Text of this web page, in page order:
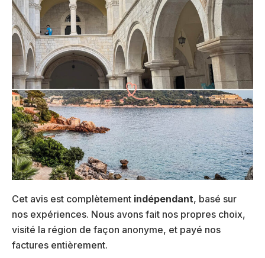
Cet avis est complètement indépendant, basé sur
nos expériences. Nous avons fait nos propres choix,
visité la région de façon anonyme, et payé nos
factures entièrement.